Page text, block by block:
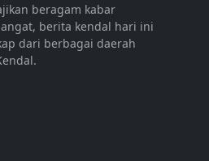
beragam kabar
berita kendal hari ini
dari berbagai daerah